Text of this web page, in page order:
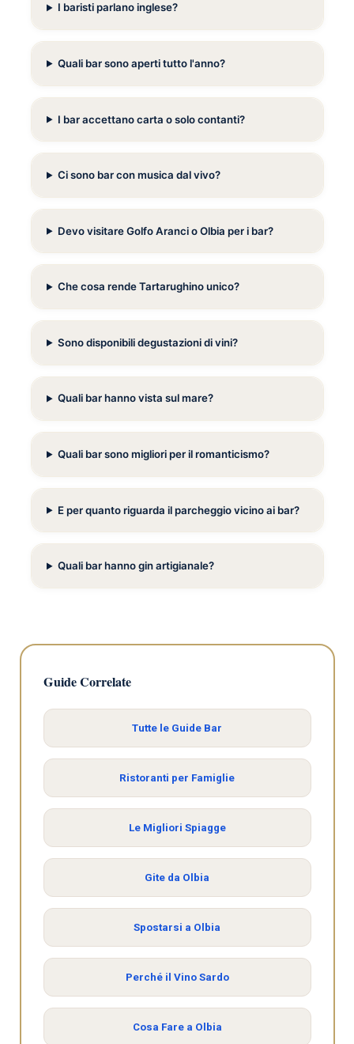
I baristi parlano inglese?
Quali bar sono aperti tutto l'anno?
I bar accettano carta o solo contanti?
Ci sono bar con musica dal vivo?
Devo visitare Golfo Aranci o Olbia per i bar?
Che cosa rende Tartarughino unico?
Sono disponibili degustazioni di vini?
Quali bar hanno vista sul mare?
Quali bar sono migliori per il romanticismo?
E per quanto riguarda il parcheggio vicino ai bar?
Quali bar hanno gin artigianale?
Guide Correlate
Tutte le Guide Bar
Ristoranti per Famiglie
Le Migliori Spiagge
Gite da Olbia
Spostarsi a Olbia
Perché il Vino Sardo
Cosa Fare a Olbia